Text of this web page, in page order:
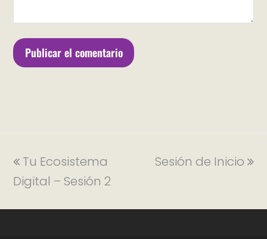
Tu Ecosistema
Digital – Sesión 2
Sesión de Inicio